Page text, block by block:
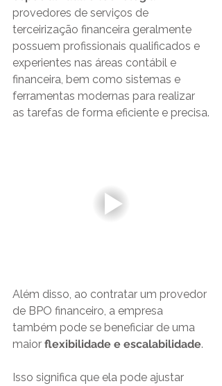
provedores de serviços de
terceirização financeira geralmente
possuem profissionais qualificados e
experientes nas áreas contábil e
financeira, bem como sistemas e
ferramentas modernas para realizar
as tarefas de forma eficiente e precisa.
Além disso, ao contratar um provedor
de BPO financeiro, a empresa
também pode se beneficiar de uma
maior flexibilidade e escalabilidade.
Isso significa que ela pode ajustar